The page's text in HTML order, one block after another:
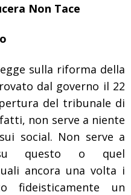
Non Tace
sulla riforma della
dal governo il 22
del tribunale di
non serve a niente
social. Non serve a
questo o quel
ancora una volta i
fideisticamente un